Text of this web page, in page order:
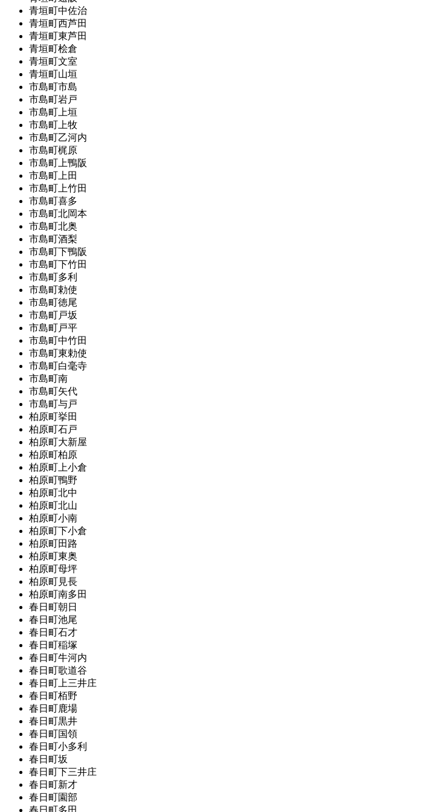
青垣町中佐治
青垣町西芦田
青垣町東芦田
青垣町桧倉
青垣町文室
青垣町山垣
市島町市島
市島町岩戸
市島町上垣
市島町上牧
市島町乙河内
市島町梶原
市島町上鴨阪
市島町上田
市島町上竹田
市島町喜多
市島町北岡本
市島町北奥
市島町酒梨
市島町下鴨阪
市島町下竹田
市島町多利
市島町勅使
市島町徳尾
市島町戸坂
市島町戸平
市島町中竹田
市島町東勅使
市島町白毫寺
市島町南
市島町矢代
市島町与戸
柏原町挙田
柏原町石戸
柏原町大新屋
柏原町柏原
柏原町上小倉
柏原町鴨野
柏原町北中
柏原町北山
柏原町小南
柏原町下小倉
柏原町田路
柏原町東奥
柏原町母坪
柏原町見長
柏原町南多田
春日町朝日
春日町池尾
春日町石才
春日町稲塚
春日町牛河内
春日町歌道谷
春日町上三井庄
春日町栢野
春日町鹿場
春日町黒井
春日町国領
春日町小多利
春日町坂
春日町下三井庄
春日町新才
春日町園部